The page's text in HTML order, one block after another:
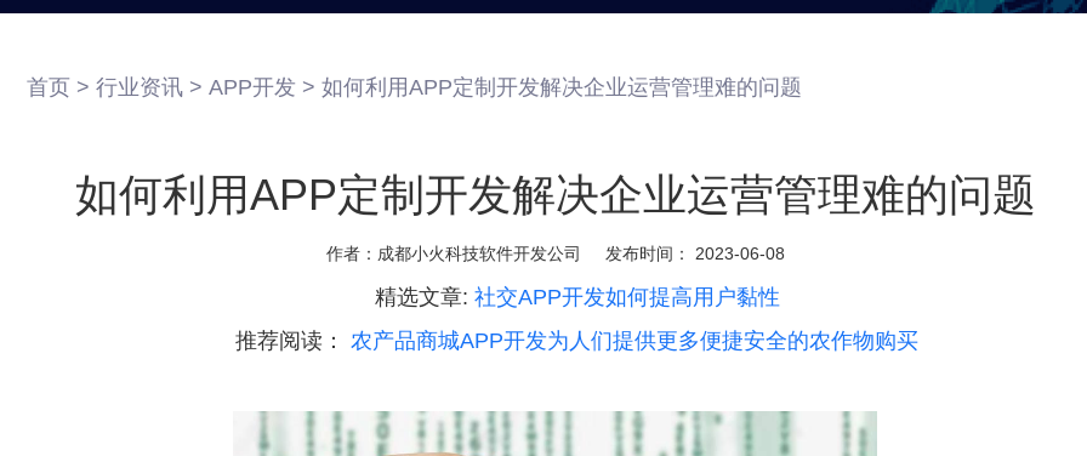
商业行情
首页 > 行业资讯 > APP开发 > 如何利用APP定制开发解决企业运营管理难的问题
如何利用APP定制开发解决企业运营管理难的问题
作者： 成都小火科技软件开发公司 发布时间： 2023-06-08
精选文章: 社交APP开发如何提高用户黏性
推荐阅读： 农产品商城APP开发为人们提供更多便捷安全的农作物购买